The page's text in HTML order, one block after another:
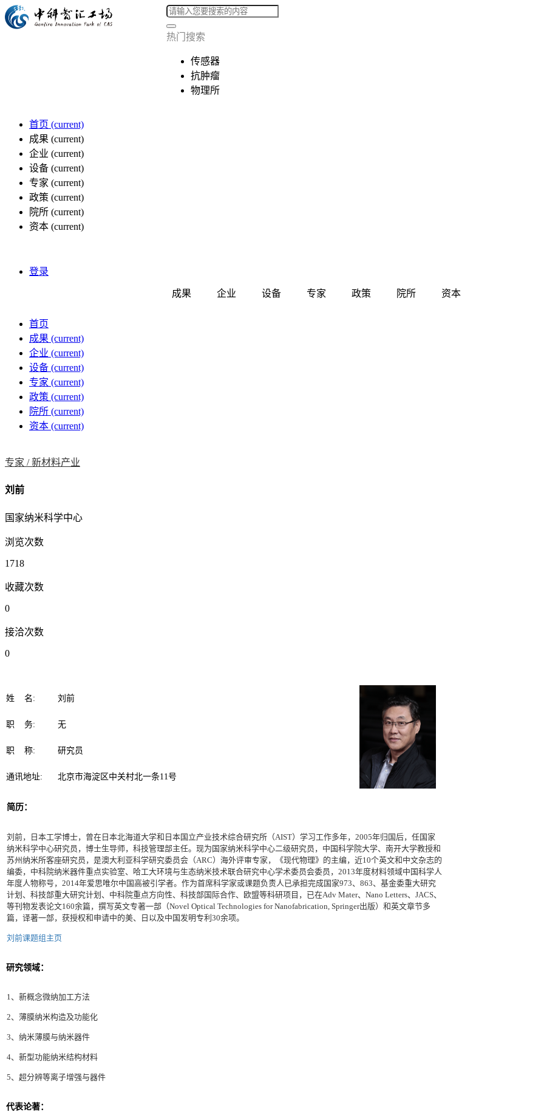
热门搜索
传感器
抗肿瘤
物理所
首页 (current)
成果 (current)
企业 (current)
设备 (current)
专家 (current)
政策 (current)
院所 (current)
资本 (current)
登录
成果 企业 设备 专家 政策 院所 资本
首页
成果 (current)
企业 (current)
设备 (current)
专家 (current)
政策 (current)
院所 (current)
资本 (current)
专家 /新材料产业
刘前
国家纳米科学中心
浏览次数
1718
收藏次数
0
接洽次数
0
姓 名: 刘前
职 务: 无
职 称: 研究员
通讯地址: 北京市海淀区中关村北一条11号
简历：
刘前，日本工学博士，曾在日本北海道大学和日本国立产业技术综合研究所（AIST）学习工作多年，2005年归国后，任国家
纳米科学中心研究员，博士生导师，科技管理部主任。现为国家纳米科学中心二级研究员，中国科学院大学、南开大学教授和
苏州纳米所客座研究员，是澳大利亚科学研究委员会（ARC）海外评审专家，《现代物理》的主编，近10个英文和中文杂志的
编委，中科院纳米器件重点实验室、哈工大环境与生态纳米技术联合研究中心学术委员会委员，2013年度材料领域中国科学人
年度人物称号，2014年爱思唯尔中国高被引学者。作为首席科学家或课题负责人已承担完成国家973、863、基金委重大研究
计划、科技部重大研究计划、中科院重点方向性、科技部国际合作、欧盟等科研项目，已在Adv Mater、Nano Letters、JACS、
等刊物发表论文160余篇，撰写英文专著一部（Novel Optical Technologies for Nanofabrication, Springer出版）和英文章节多
篇，译著一部，获授权和申请中的美、日以及中国发明专利30余项。
刘前课题组主页
研究领域：
1、新概念微纳加工方法
2、薄膜纳米构造及功能化
3、纳米薄膜与纳米器件
4、新型功能纳米结构材料
5、超分辨等离子增强与器件
代表论著：